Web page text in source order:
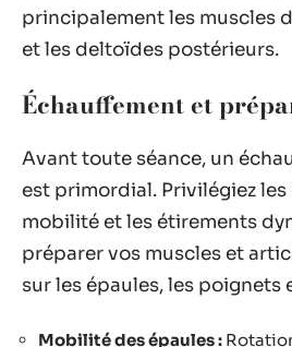
principalement les muscles
et les deltoïdes postérieurs.
Échauffement et
Avant toute séance, un
est primordial. Privilégiez les
mobilité et les étirements
préparer vos muscles et
sur les épaules, les poignets
Mobilité des épaules :